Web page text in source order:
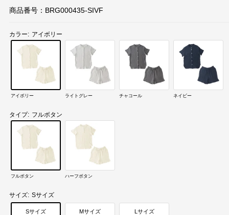
商品番号： BRG000435-SIVF
カラー: アイボリー
アイボリー ライトグレー チャコール ネイビー
タイプ: フルボタン
フルボタン ハーフボタン
サイズ: Sサイズ
Sサイズ Mサイズ Lサイズ